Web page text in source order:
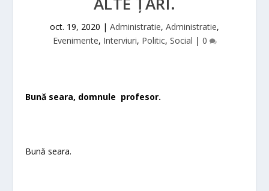
oct. 19, 2020 | Administratie, Administratie,
Evenimente, Interviuri, Politic, Social | 0
Bună seara, domnule profesor.
Bună seara.